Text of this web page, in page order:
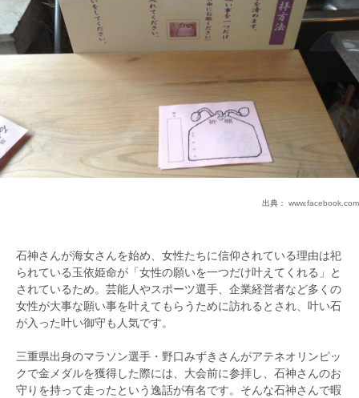
出典： www.facebook.com
石神さんが海女さんを始め、女性たちに信仰されている理由は祀
られている玉依姫命が「女性の願いを一つだけ叶えてくれる」と
されているため。芸能人やスポーツ選手、企業経営者など多くの
女性が大事な願い事を叶えてもらうために訪れるとされ、叶い石
が入った叶い御守も人気です。
三重県出身のマラソン選手・野口みずきさんがアテネオリンピッ
クで金メダルを獲得した際には、大会前に参拝し、石神さんのお
守りを持って走ったという逸話が有名です。そんな石神さんで暇